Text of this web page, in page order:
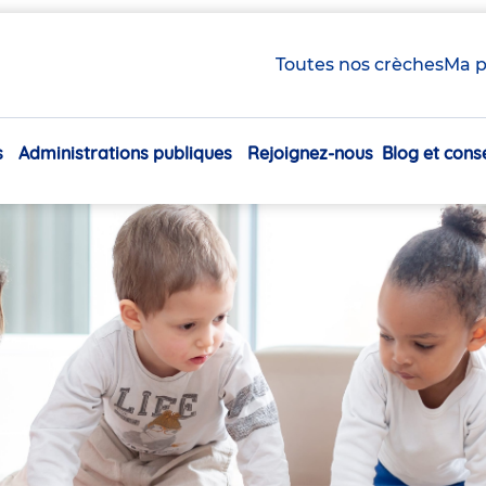
Toutes nos crèchesMa
Navigation
Administrations publiques Rejoignez-nous Blog et